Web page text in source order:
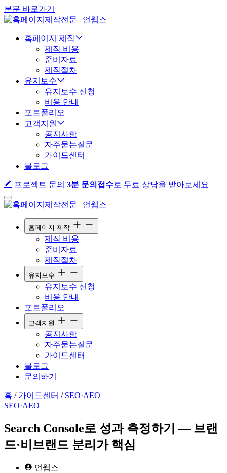
본문 바로가기
홈페이지 제작
제작 비용
준비자료
제작절차
유지보수
유지보수 신청
비용 안내
포트폴리오
고객지원
공지사항
자주묻는질문
가이드센터
블로그
프로젝트 문의 3분 문의접수로 무료 상담을 받아보세요
홈페이지 제작
제작 비용
준비자료
제작절차
유지보수
유지보수 신청
비용 안내
포트폴리오
고객지원
공지사항
자주묻는질문
가이드센터
블로그
문의하기
홈 / 가이드센터 / SEO·AEO
SEO·AEO
Search Console로 성과 측정하기 — 브랜
드·비브랜드 분리가 핵심
언웹스